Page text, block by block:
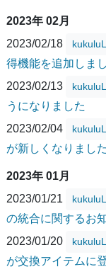
2023年 02月
2023/02/18
得機能を追加しま
2023/02/13
うになりました
2023/02/04
が新しくなりました
2023年 01月
2023/01/21
の統合に関するお
2023/01/20
が交換アイテムに